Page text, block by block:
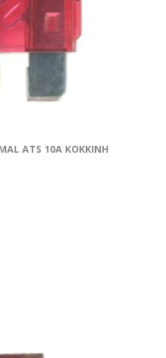
ATS 10A KOKKΙΝΗ